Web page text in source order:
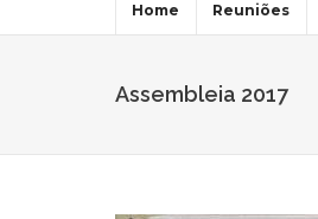
Home Reuniões
Assembleia 2017